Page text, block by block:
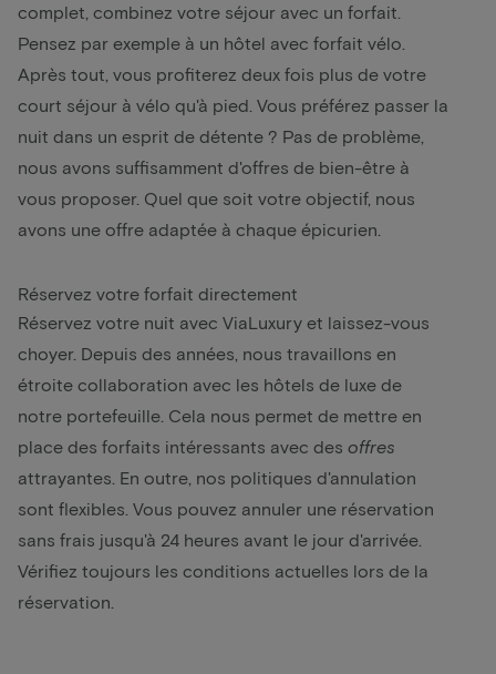
complet, combinez votre séjour avec un forfait.
Pensez par exemple à un hôtel avec forfait vélo
Après tout, vous profiterez deux fois plus de votre
court séjour à vélo qu'à pied. Vous préférez passer la
nuit dans un esprit de détente ? Pas de problème,
nous avons suffisamment d'offres de bien-être à
vous proposer. Quel que soit votre objectif, nous
avons une offre adaptée à chaque épicurien.
Réservez votre forfait directement
Réservez votre nuit avec ViaLuxury et laissez-vous
choyer. Depuis des années, nous travaillons en
étroite collaboration avec les hôtels de luxe de
notre portefeuille. Cela nous permet de mettre en
place des forfaits intéressants avec des offres
attrayantes. En outre, nos politiques d'annulation
sont flexibles. Vous pouvez annuler une réservation
sans frais jusqu'à 24 heures avant le jour d'arrivée.
Vérifiez toujours les conditions actuelles lors de la
réservation.